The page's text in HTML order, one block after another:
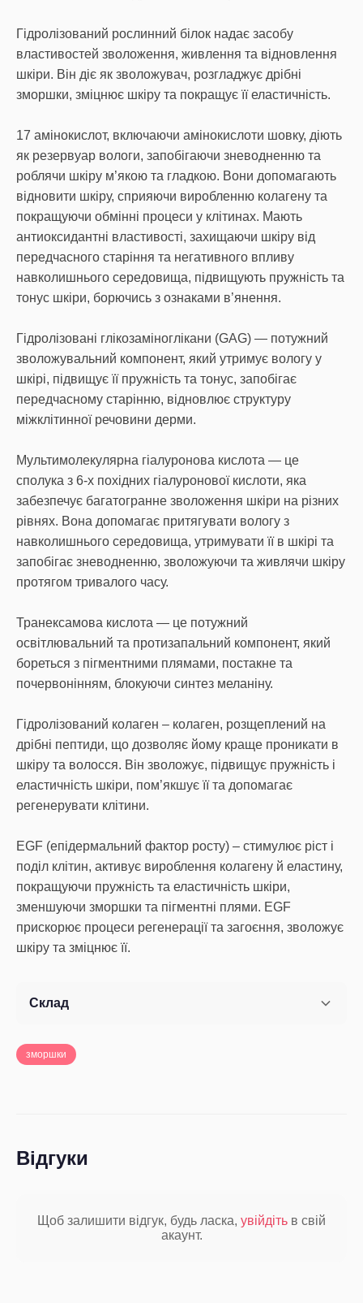
Гідролізований рослинний білок надає засобу
властивостей зволоження, живлення та відновлення
шкіри. Він діє як зволожувач, розгладжує дрібні
зморшки, зміцнює шкіру та покращує її еластичність.
17 амінокислот, включаючи амінокислоти шовку, діють
як резервуар вологи, запобігаючи зневодненню та
роблячи шкіру м’якою та гладкою. Вони допомагають
відновити шкіру, сприяючи виробленню колагену та
покращуючи обмінні процеси у клітинах. Мають
антиоксидантні властивості, захищаючи шкіру від
передчасного старіння та негативного впливу
навколишнього середовища, підвищують пружність та
тонус шкіри, борючись з ознаками в’янення.
Гідролізовані глікозаміноглікани (GAG) — потужний
зволожувальний компонент, який утримує вологу у
шкірі, підвищує її пружність та тонус, запобігає
передчасному старінню, відновлює структуру
міжклітинної речовини дерми.
Мультимолекулярна гіалуронова кислота — це
сполука з 6-х похідних гіалуронової кислоти, яка
забезпечує багатогранне зволоження шкіри на різних
рівнях. Вона допомагає притягувати вологу з
навколишнього середовища, утримувати її в шкірі та
запобігає зневодненню, зволожуючи та живлячи шкіру
протягом тривалого часу.
Транексамова кислота — це потужний
освітлювальний та протизапальний компонент, який
бореться з пігментними плямами, постакне та
почервонінням, блокуючи синтез меланіну.
Гідролізований колаген – колаген, розщеплений на
дрібні пептиди, що дозволяє йому краще проникати в
шкіру та волосся. Він зволожує, підвищує пружність і
еластичність шкіри, пом’якшує її та допомагає
регенерувати клітини.
EGF (епідермальний фактор росту) – стимулює ріст і
поділ клітин, активує вироблення колагену й еластину,
покращуючи пружність та еластичність шкіри,
зменшуючи зморшки та пігментні плями. EGF
прискорює процеси регенерації та загоєння, зволожує
шкіру та зміцнює її.
Склад
зморшки
Відгуки
Щоб залишити відгук, будь ласка, увійдіть в свій
акаунт.